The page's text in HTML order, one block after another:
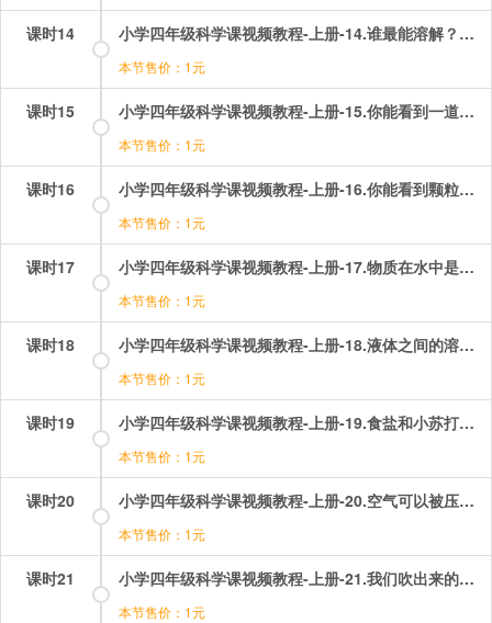
课时14 小学四年级科学课视频教程-上册-14.谁最能溶解？.mp4
本节售价：1元
课时15 小学四年级科学课视频教程-上册-15.你能看到一道光吗？.mp4
本节售价：1元
课时16 小学四年级科学课视频教程-上册-16.你能看到颗粒吗？.mp4
本节售价：1元
课时17 小学四年级科学课视频教程-上册-17.物质在水中是怎样溶解的？.mp4
本节售价：1元
课时18 小学四年级科学课视频教程-上册-18.液体之间的溶解现象.mp4
本节售价：1元
课时19 小学四年级科学课视频教程-上册-19.食盐和小苏打在水中的溶解能力.mp4
本节售价：1元
课时20 小学四年级科学课视频教程-上册-20.空气可以被压进水里？.mp4
本节售价：1元
课时21 小学四年级科学课视频教程-上册-21.我们吹出来的究竟是什么？.mp4
本节售价：1元